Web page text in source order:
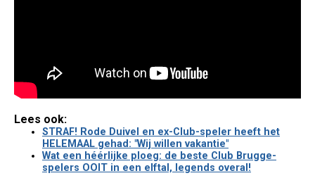
Lees ook:
STRAF! Rode Duivel en ex-Club-speler heeft het
HELEMAAL gehad: "Wij willen vakantie"
Wat een héérlijke ploeg: de beste Club Brugge-
spelers OOIT in een elftal, legends overal!